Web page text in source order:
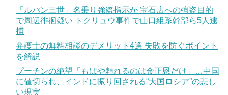
「ルパン三世」名乗り強盗指示か 宝石店への強盗目的
で周辺徘徊疑い トクリュウ事件で山口組系幹部ら5人逮
捕
弁護士の無料相談のデメリット4選 失敗を防ぐポイント
を解説
プーチンの絶望「もはや頼れるのは金正恩だけ」…中国
に値切られ、インドに振り回される“大国ロシア”の悲し
い現実